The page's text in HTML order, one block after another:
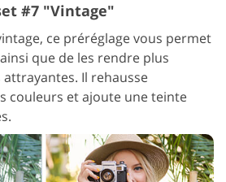
#7 "Vintage"
ce préréglage vous permet
que de les rendre plus
Il rehausse
couleurs et ajoute une teinte